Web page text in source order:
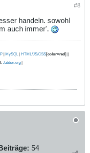
#8
handeln. sowohl
auch immer'.
MySQL| HTML/JS/CSS[color=red] |
: Jabber.org
54